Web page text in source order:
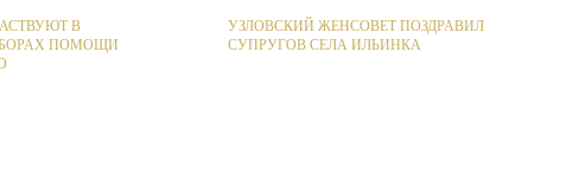
В
ПОМОЩИ
УЗЛОВСКИЙ ЖЕНСОВЕТ ПОЗДРАВИЛ
СУПРУГОВ СЕЛА ИЛЬИНКА